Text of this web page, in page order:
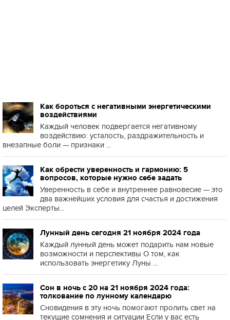
Как бороться с негативными энергетическими
воздействиями
Каждый человек подвергается негативному
воздействию: усталость, раздражительность и
внезапные боли — признаки ...
Как обрести уверенность и гармонию: 5
вопросов, которые нужно себе задать
Уверенность в себе и внутреннее равновесие — это
два важнейших условия для счастья и достижения
целей Эксперты...
Лунный день сегодня 21 ноября 2024 года
Каждый лунный день может подарить нам новые
возможности и перспективы О том, как
использовать энергетику Луны ...
Сон в ночь с 20 на 21 ноября 2024 года:
толкование по лунному календарю
Сновидения в эту ночь помогают пролить свет на
текущие сомнения и ситуации Если у вас есть